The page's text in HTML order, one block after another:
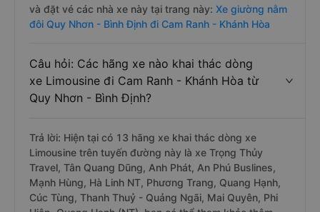
và đặt vé các nhà xe này tại trang này: Xe giường nằm
đôi Quy Nhơn - Bình Định đi Cam Ranh - Khánh Hòa
Câu hỏi: Các hãng xe nào khai thác dòng
xe Limousine đi Cam Ranh - Khánh Hòa từ
Quy Nhơn - Bình Định?
Trả lời: Hiện tại có 13 hãng xe khai thác dòng xe
Limousine trên tuyến đường này là xe Trọng Thủy
Travel, Tân Quang Dũng, Anh Phát, An Phú Buslines,
Mạnh Hùng, Hà Linh NT, Phương Trang, Quang Hạnh,
Cúc Tùng, Thanh Thuỷ - Quảng Ngãi, Mai Quyên, Phi